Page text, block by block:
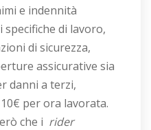
e indennità
di lavoro,
di sicurezza,
assicurative sia
danni a terzi,
per ora lavorata.
che i rider